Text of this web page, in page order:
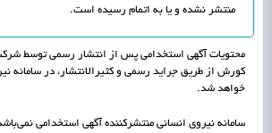
منتشر نشده و یا به اتمام رسیده است.
محتویات آگهی استخدامی پس از انتشار رسمی توسط
کورش از طریق جراید رسمی و کثیرالانتشار، در سامانه
خواهد شد.
سامانه نیروی انسانی منتشرکننده آگهی استخدامی